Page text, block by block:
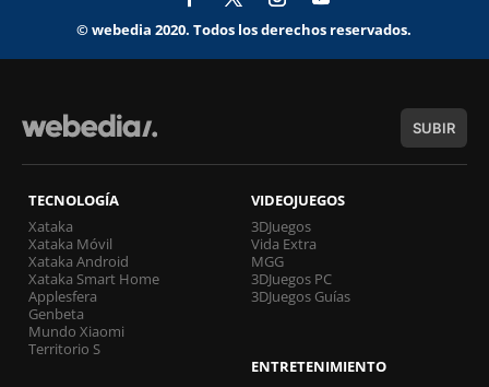
© webedia 2020. Todos los derechos reservados.
SUBIR
TECNOLOGÍA
Xataka
Xataka Móvil
Xataka Android
Xataka Smart Home
Applesfera
Genbeta
Mundo Xiaomi
Territorio S
VIDEOJUEGOS
3DJuegos
Vida Extra
MGG
3DJuegos PC
3DJuegos Guías
ENTRETENIMIENTO